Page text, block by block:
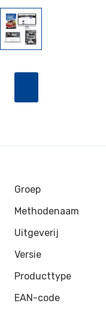
Groep
Methodenaam
Uitgeverij
Versie
Producttype
EAN-code